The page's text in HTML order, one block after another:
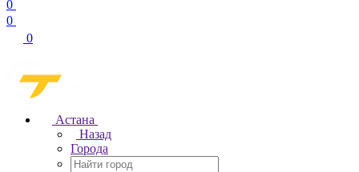
0
0
0
Астана
Назад
Города